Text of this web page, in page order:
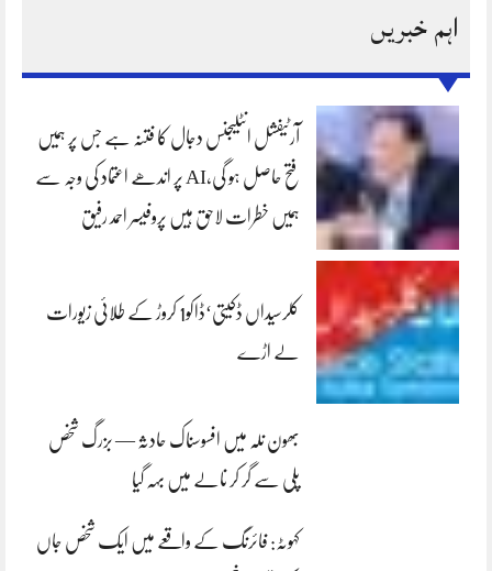
اہم خبریں
آرٹیفشل انٹلیجنس دجال کا فتنہ ہے جس پر ہمیں
فتح حاصل ہو گی،AI پر اندھے اعتماد کی وجہ سے
ہمیں خطرات لاحق ہیں پروفیسر احمد رفیق
کلرسیداں ڈکیتی‘ڈاکو1 کروڑ کے طلائی زیورات
لے اڑے
بھون نلہ میں افسوسناک حادثہ — بزرگ شخص
پلی سے گر کر نالے میں بہہ گیا
کہوٹہ: فائرنگ کے واقعے میں ایک شخص جاں